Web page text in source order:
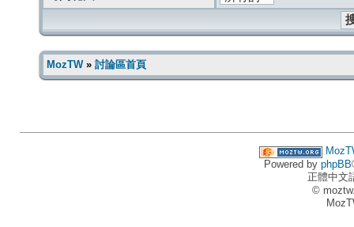
MozTW» 討論區首頁
Powered by phpBB
正體中文
©